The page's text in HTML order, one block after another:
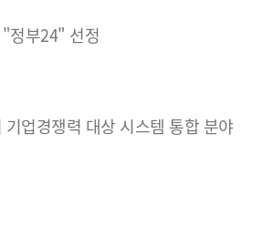
정부24" 선정
업경쟁력 대상 시스템 통합 분야